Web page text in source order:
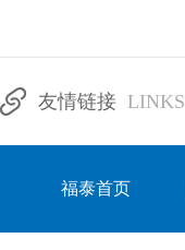
友情链接 LINKS
福泰首页